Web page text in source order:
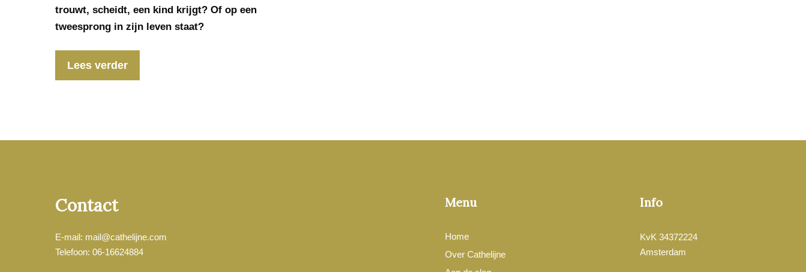
trouwt, scheidt, een kind krijgt? Of op een
tweesprong in zijn leven staat?
Lees verder
Contact
E-mail: mail@cathelijne.com
Telefoon: 06-16624884
Menu
Home
Over Cathelijne
Info
KvK 34372224
Amsterdam